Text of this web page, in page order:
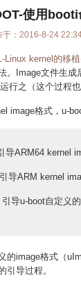
使用
于：2016-8-24 22:34
Linux kernel的移
。Image文件生
行之（这个过程也
image格式，u-
导ARM64 kernel
导ARM kernel
导u-boot自定义
的image格式（
引导过程。